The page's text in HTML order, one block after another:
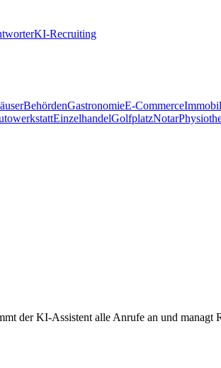
KI-Recruiting
BehördenGastronomieE-Commerce
EinzelhandelGolfplatzNotar
der KI-Assistent alle Anrufe an und managt